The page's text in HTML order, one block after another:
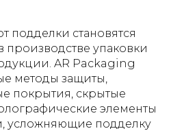
подделки становятся
упаковки
AR Packaging
методы защиты,
покрытия, скрытые
элементы
усложняющие подделку